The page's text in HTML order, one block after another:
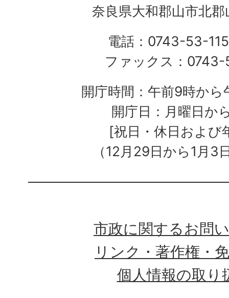
奈良県大和郡山市北
電話：0743-53-
ファックス：
開庁時間：午前9時か
開庁日：月曜日か
[祝日・休日および
（12月29日から1月3
市政に関するお問
リンク・著作権・
個人情報の取り